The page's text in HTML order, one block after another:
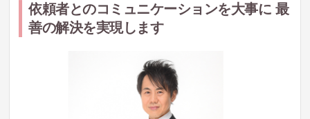
依頼者とのコミュニケーションを大事に 最
善の解決を実現します